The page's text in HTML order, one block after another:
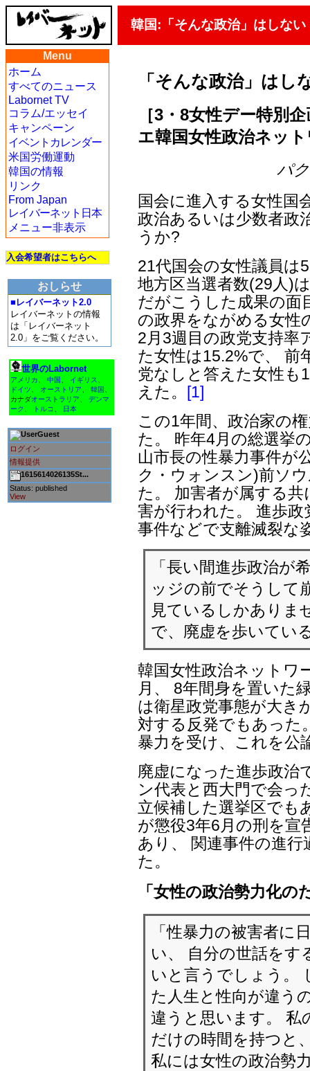
韓国:「そんな政治」はしない
Menu
ホーム
すべてのニュース
Labornet TV
コラム/エッセイ
キャンペーン
イベントカレンダー
米国労働運動
韓国の情報
リンク
From Japan
レイバーネット日本
メニュー非表示
入会希望者はこちらへ
おしらせ
■レイバーネット2.0
レイバーネットの情報
は「レイバーネット
2.0」をご覧ください。
世界のLabornet
アメリカ 中国 イギリス
ドイツ
オーストリア 韓国
カナダオーストラリア
デンマ
ーク
トルコ 日本
Guest
ログイン
情報提供
1615614026135St...
Status: published
View
「そんな政治」はし
［3・8女性デー特別
エ韓国女性政治ネッ
パ
国会に進入する女性国
政治あるいは少数者政
うか?
21代国会の女性議員は
地方区当選者数(29人)
だがこうした成果の面
の政界をながめる女性
2月3週目の政党支持率
た女性は15.2%で、 前
党なしと答えた女性も
えた。 [1]
この1年間、政治家の
た。 昨年4月の総選挙
山市長の性暴力事件が
ク・ウォンスン)前ソ
た。 加害者が属する
害が行われた。 進歩
事件などで支離滅裂な
「長い間進歩政治が
ッジの前でそうして
見ているしかありま
で、廃虚を歩いてい
韓国女性政治ネットワ
月、 8年間身を置いた
は衛星政党事態が大き
対する反発でもあった
暴力を受け、これを公
廃虚になった進歩政治
ン代表と西大門で会っ
立候補した選挙区でも
が懲役3年6月の刑を宣
あり、 関連事件の進
た。
「女性の政治勢力化
「性暴力の被害者に
い、 自分の世話を
いと言うでしょう。
た人生と性向が違う
違うと思います。 私
だけの時間を持つと
私には女性の政治勢